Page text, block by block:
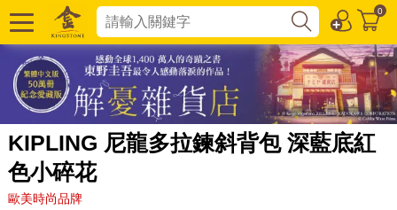
0
KIPLING 尼龍多拉鍊斜背包 深藍底紅
色小碎花
歐美時尚品牌